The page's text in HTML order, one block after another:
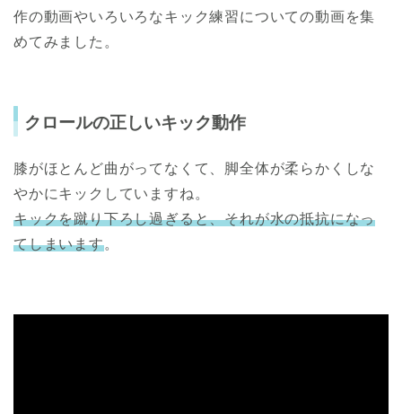
作の動画やいろいろなキック練習についての動画を集
めてみました。
クロールの正しいキック動作
膝がほとんど曲がってなくて、脚全体が柔らかくしな
やかにキックしていますね。
キックを蹴り下ろし過ぎると、それが水の抵抗になっ
てしまいます。